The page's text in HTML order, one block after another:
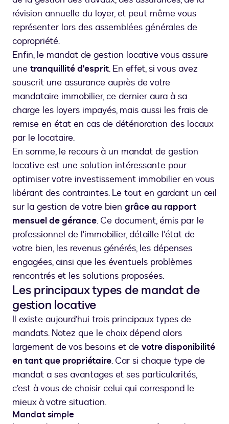
révision annuelle du loyer, et peut même vous
représenter lors des assemblées générales de
copropriété.
Enfin, le mandat de gestion locative vous assure
une tranquillité d'esprit. En effet, si vous avez
souscrit une assurance auprès de votre
mandataire immobilier, ce dernier aura à sa
charge les loyers impayés, mais aussi les frais de
remise en état en cas de détérioration des locaux
par le locataire.
En somme, le recours à un mandat de gestion
locative est une solution intéressante pour
optimiser votre investissement immobilier en vous
libérant des contraintes. Le tout en gardant un œil
sur la gestion de votre bien grâce au rapport
mensuel de gérance. Ce document, émis par le
professionnel de l'immobilier, détaille l'état de
votre bien, les revenus générés, les dépenses
engagées, ainsi que les éventuels problèmes
rencontrés et les solutions proposées.
Les principaux types de mandat de
gestion locative
Il existe aujourd’hui trois principaux types de
mandats. Notez que le choix dépend alors
largement de vos besoins et de votre disponibilité
en tant que propriétaire. Car si chaque type de
mandat a ses avantages et ses particularités,
c’est à vous de choisir celui qui correspond le
mieux à votre situation.
Mandat simple